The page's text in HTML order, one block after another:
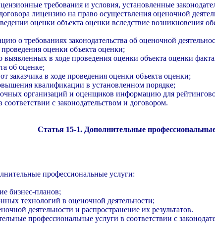
требования и условия, установленные
лицензию на право осуществления оценочной
оценки объекта оценки вследствие возникновения
о требованиях законодательства об оценочной
оценки объекта оценки;
в ходе проведения оценки объекта оценки
об оценке;
заказчика в ходе проведения оценки объекта оценки;
квалификации в установленном порядке;
организаций и оценщиков информацию для
с законодательством и договором.
Статья 15-1. Дополнительные
профессиональные услуги:
бизнес-планов;
технологий в оценочной деятельности;
деятельности и распространение их результатов.
профессиональные услуги в соответствии с